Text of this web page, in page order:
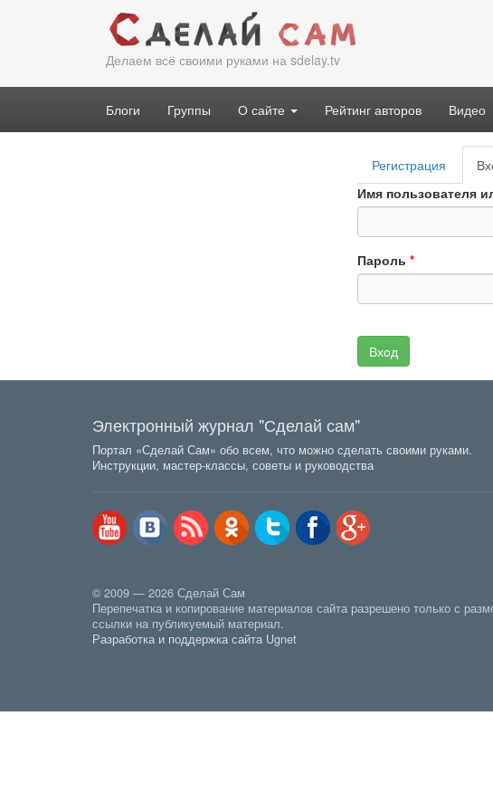
Делаем всё своими руками на sdelay.tv
Блоги Группы О сайте Рейтинг авторов Видео
Главные
вкладки
Регистрация
Имя пользователя
Пароль *
Вход
Электронный журнал "Сделай сам"
Портал «Сделай Сам» обо всем, что можно сделать своими руками.
Инструкции, мастер-классы, советы и руководства
© 2009 — 2026 Сделай Сам
Перепечатка и копирование материалов сайта разрешено только с
ссылки на публикуемый материал.
Разработка и поддержка сайта Ugnet